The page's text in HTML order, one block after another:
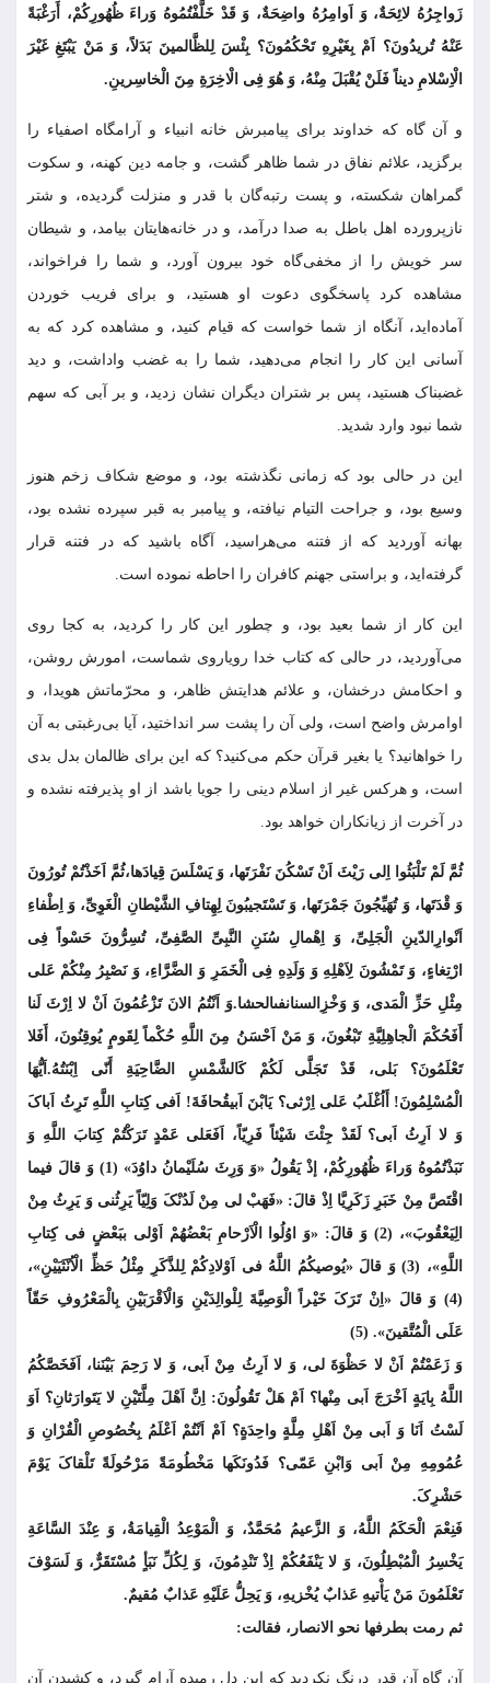
زَواجِرُهُ لائِحَةٌ، وَ اَوامِرُهُ واضِحَةٌ، وَ قَدْ خَلَّفْتُمُوهُ وَراءَ ظُهُورِکُمْ، أَرَغْبَةً
عَنْهُ تُریدُونَ؟ اَمْ بِغَیْرِهِ تَحْکُمُونَ؟ بِئْسَ لِلظَّالمینَ بَدَلاً، وَ مَنْ یَبْتَغِ غَیْرَ
الْاِسْلامِ دیناً فَلَنْ یُقْبَلَ مِنْهُ، وَ هُوَ فِی الْاخِرَةِ مِنَ الْخاسِرینِ.
و آن گاه که خداوند براى پیامبرش خانه انبیاء و آرامگاه اصفیاء را
برگزید، علائم نفاق در شما ظاهر گشت، و جامه دین کهنه، و سکوت
گمراهان شکسته، و پست رتبه‏‌گان با قدر و منزلت گردیده، و شتر
نازپرورده اهل باطل به صدا درآمد، و در خانه‏‌هایتان بیامد، و شیطان
سر خویش را از مخفى‌‏گاه خود بیرون آورد، و شما را فراخواند،
مشاهده کرد پاسخگوى دعوت او هستید، و براى فریب خوردن
آماده‌اید، آنگاه از شما خواست که قیام کنید، و مشاهده کرد که به
آسانى این کار را انجام مى‌‏دهید، شما را به غضب واداشت، و دید
غضبناک هستید، پس بر شتران دیگران نشان زدید، و بر آبى که سهم
شما نبود وارد شدید.
این در حالى بود که زمانى نگذشته بود، و موضع شکاف زخم هنوز
وسیع بود، و جراحت التیام نیافته، و پیامبر به قبر سپرده نشده بود،
بهانه آوردید که از فتنه مى‌‏هراسید، آگاه باشید که در فتنه قرار
گرفته‏‌اید، و براستى جهنم کافران را احاطه نموده است.
این کار از شما بعید بود، و چطور این کار را کردید، به کجا روى
مى‌‏آوردید، در حالى که کتاب خدا رویاروى شماست، امورش روشن،
و احکامش درخشان، و علائم هدایتش ظاهر، و محرّماتش هویدا، و
اوامرش واضح است، ولى آن را پشت سر انداختید، آیا بى‌‏رغبتى به آن
را خواهانید؟ یا بغیر قرآن حکم مى‌‏کنید؟ که این براى ظالمان بدل بدى
است، و هرکس غیر از اسلام دینى را جویا باشد از او پذیرفته نشده و
در آخرت از زیانکاران خواهد بود.
ثُمَّ لَمْ تَلْبَثُوا اِلى رَیْثَ اَنْ تَسْکُنَ نَفْرَتَها، وَ یَسْلَسَ قِیادَها،ثُمَّ اَخَذْتُمْ تُورُونَ
وَ قْدَتَها، وَ تُهَیِّجُونَ جَمْرَتَها، وَ تَسْتَجیبُونَ لِهِتافِ الشَّیْطانِ الْغَوِىِّ، وَ اِطْفاءِ
اَنْوارِالدّینِ الْجَلِیِّ، وَ اِهْمالِ سُنَنِ النَّبِیِّ الصَّفِیِّ، تُسِرُّونَ حَسْواً فِی
ارْتِغاءٍ، وَ تَمْشُونَ لِاَهْلِهِ وَ وَلَدِهِ فِی الْخَمَرِ وَ الضَّرَّاءِ، وَ نَصْبِرُ مِنْکُمْ عَلى
مِثْلِ حَزِّ الْمَدى، وَ وَخْزِالسنان‏فى‏الحشا.وَ اَنْتُمُ الانَ تَزَْعُمُونَ اَنْ لا اِرْثَ لَنا
أَفَحُکْمَ الْجاهِلِیَّةِ تَبْغُونَ، وَ مَنْ اَحْسَنُ مِنَ اللَّهِ حُکْماً لِقَومٍ یُوقِنُونَ، أَفَلا
تَعْلَمُونَ؟ بَلى، قَدْ تَجَلَّى لَکُمْ کَالشَّمْسِ الضَّاحِیَةِ أَنّی اِبْنَتُهُ.اَیُّهَا
الْمُسْلِمُونَ! أَاُغْلَبُ عَلى اِرْثی؟ یَابْنَ اَبی‏قُحافَةَ! اَفی کِتابِ اللَّهِ تَرِثُ اَباکَ
وَ لا اَرِثُ اَبی؟ لَقَدْ جِئْتَ شَیْئاً فَرِیّاً، اَفَعَلى عَمْدٍ تَرَکْتُمْ کِتابَ اللَّهِ وَ
نَبَذْتُمُوهُ وَراءَ ظُهُورِکُمْ، إذْ یَقُولُ «وَ وَرِثَ سُلَیْمانُ داوُدَ» (1) وَ قالَ فیما
اقْتَصَّ مِنْ خَبَرِ زَکَرِیَّا اِذْ قالَ: «فَهَبْ لی مِنْ لَدُنْکَ وَلِیّاً یَرِثُنی وَ یَرِثُ مِنْ
الِ‏یَعْقُوبَ»، (2) وَ قالَ: «وَ اوُلُوا الْاَرْحامِ بَعْضُهُمْ اَوْلی ببَعْضٍ فی کِتابِ
اللَّهِ»، (3) وَ قالَ «یُوصیکُمُ اللَّهُ فی اَوْلادِکُمْ لِلذَّکَرِ مِثْلُ حَظِّ الْاُنْثَیَیْنِ»،
(4) وَ قالَ «اِنْ تَرَکَ خَیْراً الْوَصِیَّةَ لِلْوالِدَیْنِ وَالْاَقْرَبَیْنِ بِالْمَعْرُوفِ حَقّاً
عَلَى الْمُتَّقینَ». (5)
وَ زَعَمْتُمْ اَنْ لا حَظْوَةَ لی، وَ لا اَرِثُ مِنْ اَبی، وَ لا رَحِمَ بَیْنَنا، اَفَخَصَّکُمُ
اللَّهُ بِایَةٍ اَخْرَجَ اَبی مِنْها؟ اَمْ هَلْ تَقُولُونَ: اِنَّ اَهْلَ مِلَّتَیْنِ لا یَتَوارَثانِ؟ اَوَ
لَسْتُ اَنَا وَ اَبی مِنْ اَهْلِ مِلَّةٍ واحِدَةٍ؟ اَمْ اَنْتُمْ اَعْلَمُ بِخُصُوصِ الْقُرْانِ وَ
عُمُومِهِ مِنْ اَبی وَابْنِ عَمّی؟ فَدُونَکَها مَخْطُومَةً مَرْحُولَةً تَلْقاکَ یَوْمَ
حَشْرِکَ.
فَنِعْمَ الْحَکَمُ اللَّهُ، وَ الزَّعیمُ مُحَمَّدٌ، وَ الْمَوْعِدُ الْقِیامَةُ، وَ عِنْدَ السَّاعَةِ
یَخْسِرُ الْمُبْطِلُونَ، وَ لا یَنْفَعُکُمْ اِذْ تَنْدِمُونَ، وَ لِکُلِّ نَبَأٍ مُسْتَقَرٌّ، وَ لَسَوْفَ
تَعْلَمُونَ مَنْ یَأْتیهِ عَذابٌ یُخْزیهِ، وَ یَحِلُّ عَلَیْهِ عَذابٌ مُقیمٌ.
ثم رمت بطرفها نحو الانصار، فقالت:
آن گاه آن قدر درنگ نکردید که این دل رمیده آرام گیرد، و کشیدن آن